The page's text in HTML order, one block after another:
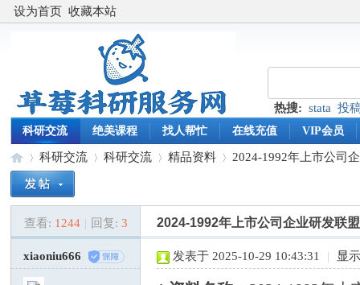
设为首页 收藏本站
热搜: stata 投
科研交流 绝美课程 找人帮忙 在线充值 VIP会员
»
科研交流
›
科研交流 精品资料
›
2024-1992年上市公司
查看: 1244 | 回复: 3 2024-1992年上市公司企业研发联
xiaoniu666 发表于 2025-10-29 10:43:31 | 显